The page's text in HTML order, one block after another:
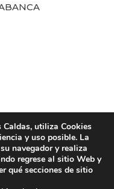
Caldas, utiliza Cookies
y uso posible. La
navegador y realiza
regrese al sitio Web y
qué secciones de sitio